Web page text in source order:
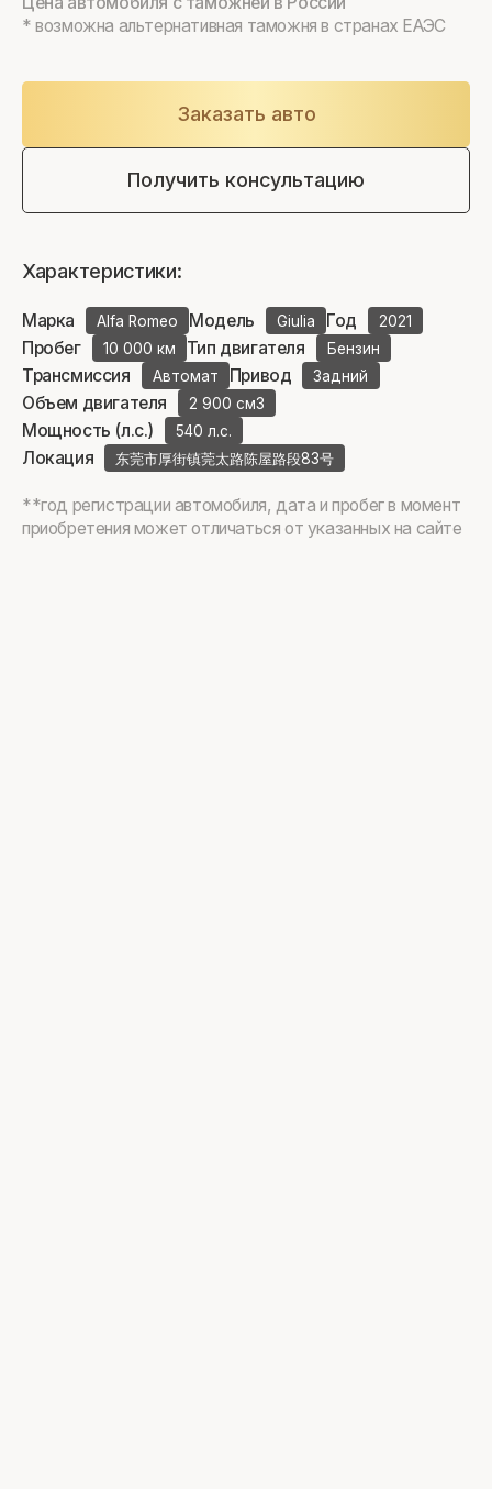
* возможна альтернативная таможня в странах ЕАЭС
Заказать авто
Получить консультацию
Характеристики:
Марка Alfa Romeo Модель Giulia Год 2021
Пробег 10 000 км Тип двигателя Бензин
Трансмиссия Автомат Привод Задний
Объем двигателя 2 900 см3
Мощность (л.с.) 540 л.с.
Локация 东莞市厚街镇莞太路陈屋路段83号
**год регистрации автомобиля, дата и пробег в момент
приобретения может отличаться от указанных на сайте